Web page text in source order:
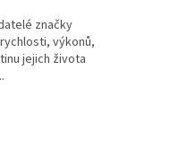
značky
rychlosti, výkonů,
jejich života